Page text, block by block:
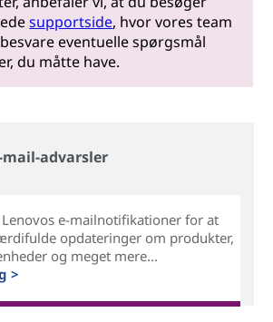
supportside, hvor vores team
eventuelle spørgsmål
du måtte have.
mail-advarsler
e-mailnotifikationer for at
opdateringer om produkter,
og meget mere...
>